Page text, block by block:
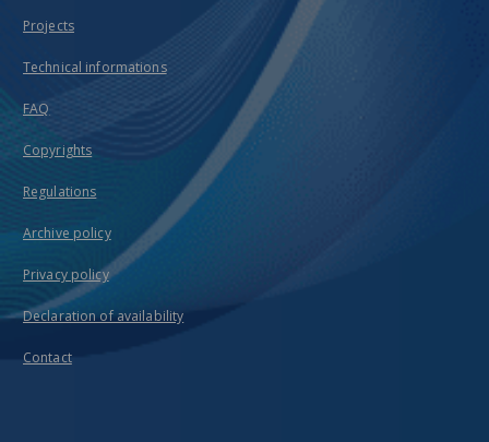
Projects
Technical informations
FAQ
Copyrights
Regulations
Archive policy
Privacy policy
Declaration of availability
Contact